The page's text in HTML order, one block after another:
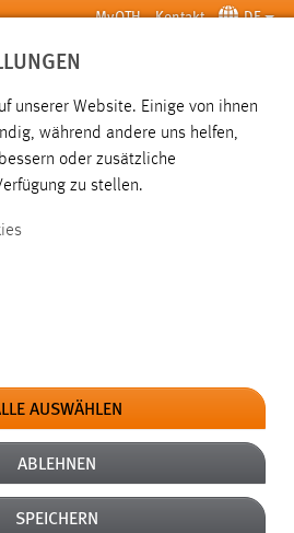
MyOTH Kontakt DE
SUCHE
BEWERBEN
unserer Website. Einige von ihnen
während andere uns helfen,
oder zusätzliche
zu stellen.
AUSWÄHLEN
ABLEHNEN
SPEICHERN